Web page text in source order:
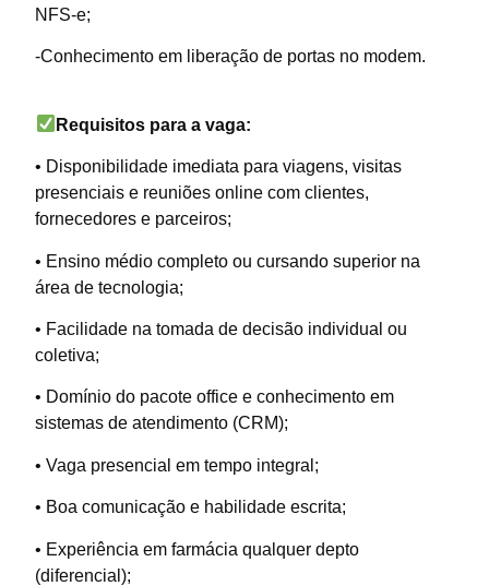
NFS-e;
-Conhecimento em liberação de portas no modem.
Requisitos para a vaga:
• Disponibilidade imediata para viagens, visitas
presenciais e reuniões online com clientes,
fornecedores e parceiros;
• Ensino médio completo ou cursando superior na
área de tecnologia;
• Facilidade na tomada de decisão individual ou
coletiva;
• Domínio do pacote office e conhecimento em
sistemas de atendimento (CRM);
• Vaga presencial em tempo integral;
• Boa comunicação e habilidade escrita;
• Experiência em farmácia qualquer depto
(diferencial);